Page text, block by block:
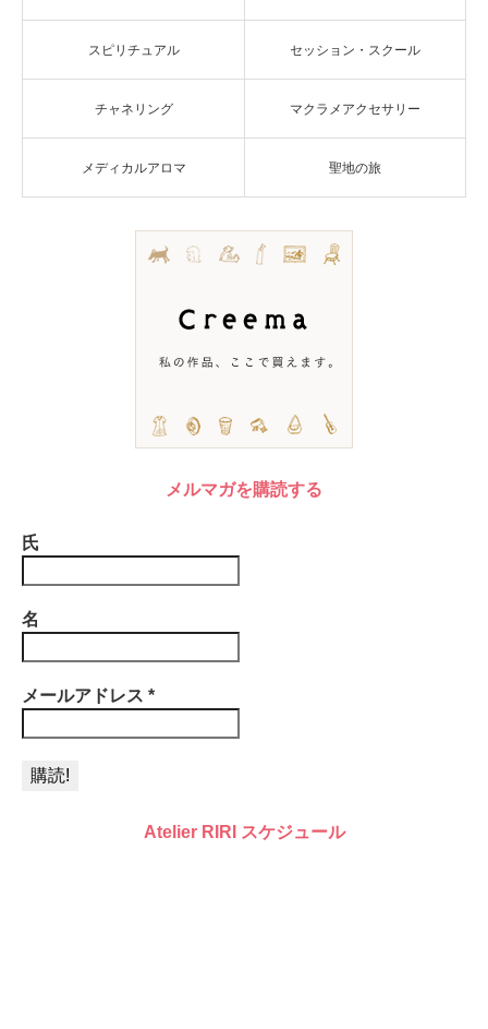
スピリチュアル セッション・スクール
チャネリング マクラメアクセサリー
メディカルアロマ 聖地の旅
メルマガを購読する
氏
名
メールアドレス *
Atelier RIRI スケジュール